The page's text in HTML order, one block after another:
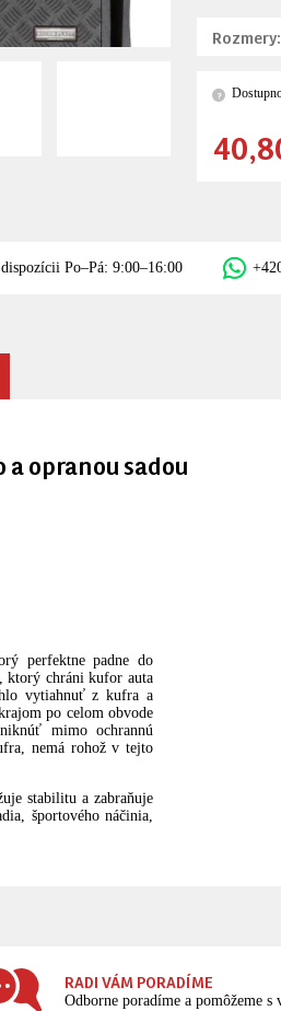
Rozmery:
?
Po–Pá: 9:00–16:00
a opranou sadou
perfektne padne do
ktorý chráni kufor auta
vytiahnuť z kufra a
po celom obvode
mimo ochrannú
nemá rohož v tejto
stabilitu a zabraňuje
športového náčinia,
RADI VÁM PORADÍME
Odborne poradíme a pomôžeme s